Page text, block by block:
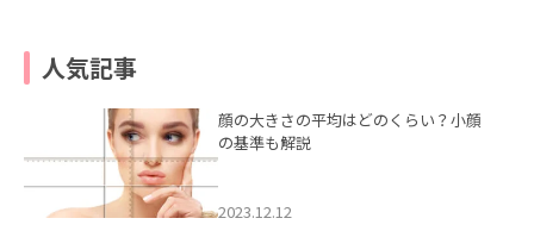
人気記事
顔の大きさの平均はどのくらい？小顔
の基準も解説
2023.12.12